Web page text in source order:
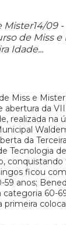
Mister14/09
de Miss
Idade...
Miss e
abertura da
realizada na
da
Tecnologia
ficou
59 anos;
categoria 60-
primeira